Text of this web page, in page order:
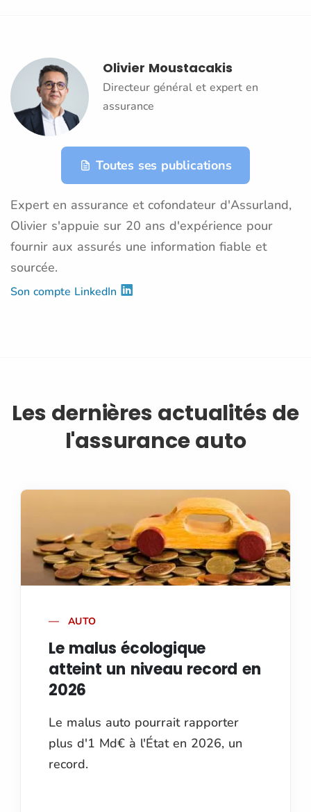
Olivier Moustacakis
Directeur général et expert en
assurance
Toutes ses publications
Expert en assurance et cofondateur d'Assurland,
Olivier s'appuie sur 20 ans d'expérience pour
fournir aux assurés une information fiable et
sourcée.
Son compte LinkedIn
Les dernières actualités de
l'assurance auto
AUTO
Le malus écologique
atteint un niveau record en
2026
Le malus auto pourrait rapporter
plus d'1 Md€ à l'État en 2026, un
record.